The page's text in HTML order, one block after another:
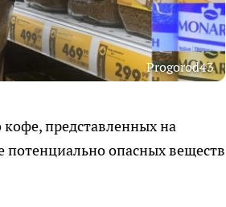
Progorod43
кофе, представленных на
потенциально опасных веществ